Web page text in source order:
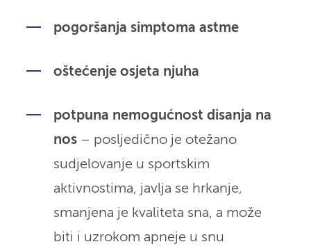
pogoršanja simptoma astme
oštećenje osjeta njuha
potpuna nemogućnost disanja na
nos– posljedično je otežano
sudjelovanje u sportskim
aktivnostima, javlja se hrkanje,
smanjena je kvaliteta sna, a može
biti i uzrokom apneje u snu